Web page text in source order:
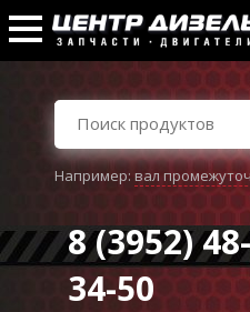
Например:вал
8 (3952) 48-
34-50